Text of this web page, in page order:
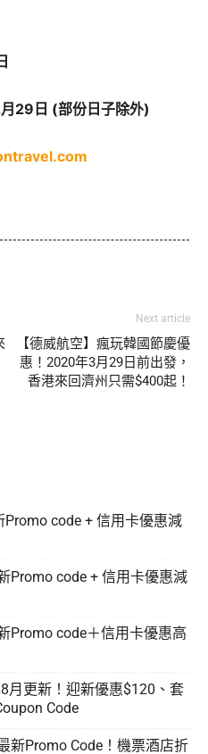
29日 (部份日子除外)
Next article
【德威航空】瘋玩韓國節慶優
惠！2020年3月29日前出發，
香港來回濟州只需$400起！
code + 信用卡優惠減
Promo code + 信用卡優惠減
Promo code＋信用卡優惠高
月更新！迎新優惠$120、套
Code
新Promo Code！機票酒店折